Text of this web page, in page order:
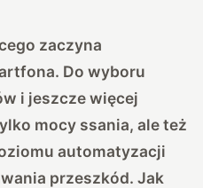
zaczyna
Do wyboru
i jeszcze więcej
mocy ssania, ale też
automatyzacji
przeszkód. Jak